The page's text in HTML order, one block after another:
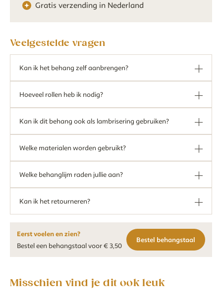
Gratis verzending in Nederland
Veelgestelde vragen
Kan ik het behang zelf aanbrengen?
Hoeveel rollen heb ik nodig?
Kan ik dit behang ook als lambrisering gebruiken?
Welke materialen worden gebruikt?
Welke behanglijm raden jullie aan?
Kan ik het retourneren?
Eerst voelen en zien?
Bestel een behangstaal voor € 3,50
Bestel behangstaal
Misschien vind je dit ook leuk